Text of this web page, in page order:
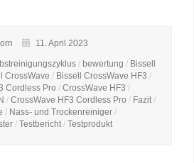
11. April 2023
/ bewertung / Bissell
CrossWave / Bissell CrossWave HF3 /
Cordless Pro / CrossWave HF3 /
/ CrossWave HF3 Cordless Pro / Fazit /
/ Nass- und Trockenreiniger /
/ Testbericht / Testprodukt